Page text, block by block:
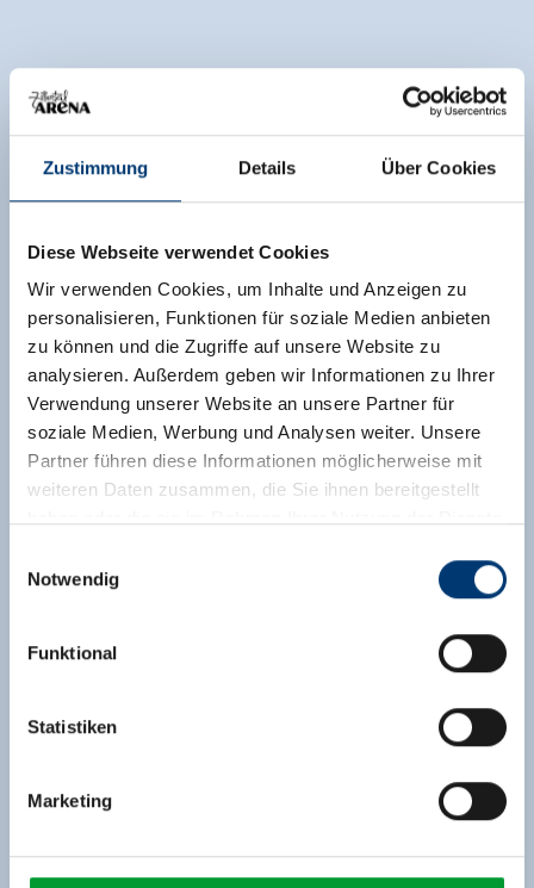
Zustimmung Details Über Cookies
Diese Webseite verwendet Cookies
Wir verwenden Cookies, um Inhalte und Anzeigen zu
personalisieren, Funktionen für soziale Medien anbieten
zu können und die Zugriffe auf unsere Website zu
analysieren. Außerdem geben wir Informationen zu Ihrer
Verwendung unserer Website an unsere Partner für
soziale Medien, Werbung und Analysen weiter. Unsere
Partner führen diese Informationen möglicherweise mit
weiteren Daten zusammen, die Sie ihnen bereitgestellt
Rohr 23// A-6280 Zell am Ziller
www.zillertalarena.com
Notwendig
Funktional
Statistiken
Marketing